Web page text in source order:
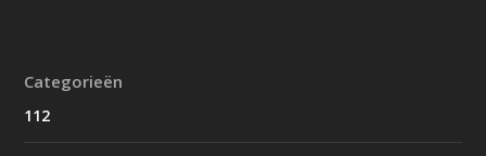
Categorieën
112